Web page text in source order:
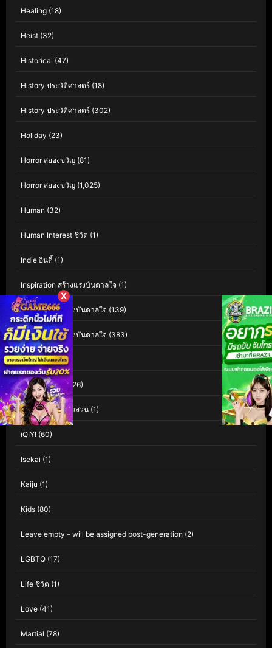
Healing (18)
Heist (32)
Historical (47)
History ประวัติศาสตร์ (18)
History ประวัติศาสตร์ (302)
Holiday (23)
Horror สยองขวัญ (81)
Horror สยองขวัญ (1,025)
Human (32)
Human Interest ชีวิต (1)
Indie อินดี้ (1)
Inspiration สร้างแรงบันดาลใจ (1)
Inspirational แรงบันดาลใจ (139)
Inspirational แรงบันดาลใจ (383)
Interest(3)
Investigation (126)
Investigation สืบสวน (1)
iQIYI (60)
Isekai (1)
Kaiju (1)
Kids (80)
Leave empty – will be assigned post-generation (2)
LGBTQ (17)
Life ชีวิต (1)
Love (41)
Martial (78)
X